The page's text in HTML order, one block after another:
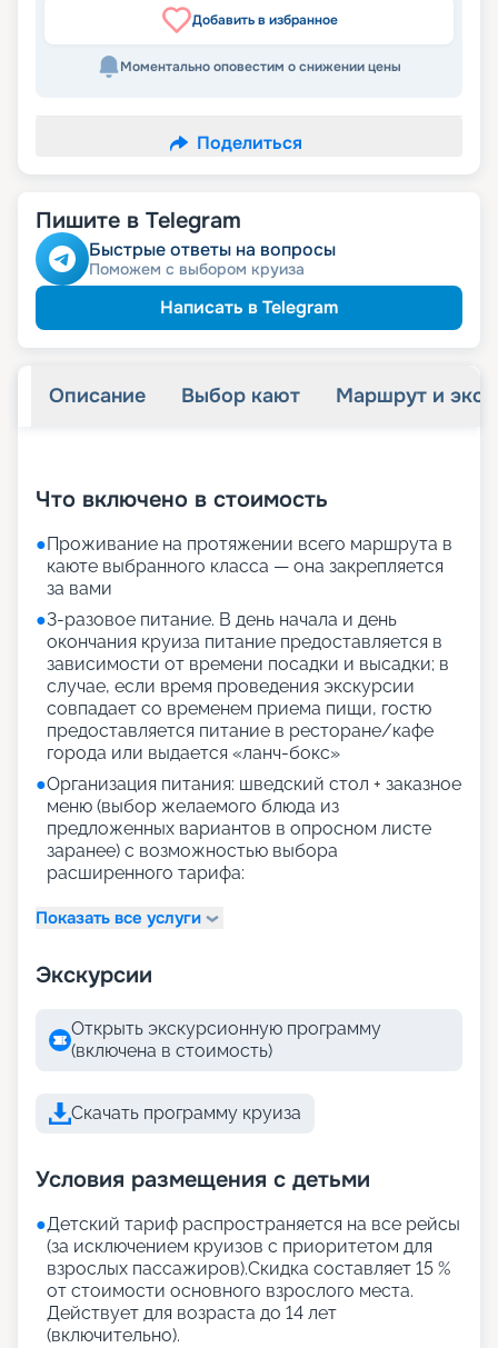
Добавить в избранное
Моментально оповестим о снижении цены
Поделиться
Пишите в Telegram
Быстрые ответы на вопросы
Поможем с выбором круиза
Написать в Telegram
Описание Выбор кают Маршрут и
Что включено в стоимость
●Проживание на протяжении всего маршрута в
каюте выбранного класса — она закрепляется
за вами
●3-разовое питание. В день начала и день
окончания круиза питание предоставляется в
зависимости от времени посадки и высадки; в
случае, если время проведения экскурсии
совпадает со временем приема пищи, гостю
предоставляется питание в ресторане/кафе
города или выдается «ланч-бокс»
●Организация питания: шведский стол + заказное
меню (выбор желаемого блюда из
предложенных вариантов в опросном листе
заранее) с возможностью выбора
расширенного тарифа:
Показать все услуги
Экскурсии
Открыть экскурсионную программу
(включена в стоимость)
Скачать программу круиза
Условия размещения с детьми
●Детский тариф распространяется на все рейсы
(за исключением круизов с приоритетом для
взрослых пассажиров).Скидка составляет 15 %
от стоимости основного взрослого места.
Действует для возраста до 14 лет
(включительно).